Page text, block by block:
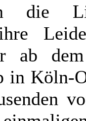
die
ab
in Köln-